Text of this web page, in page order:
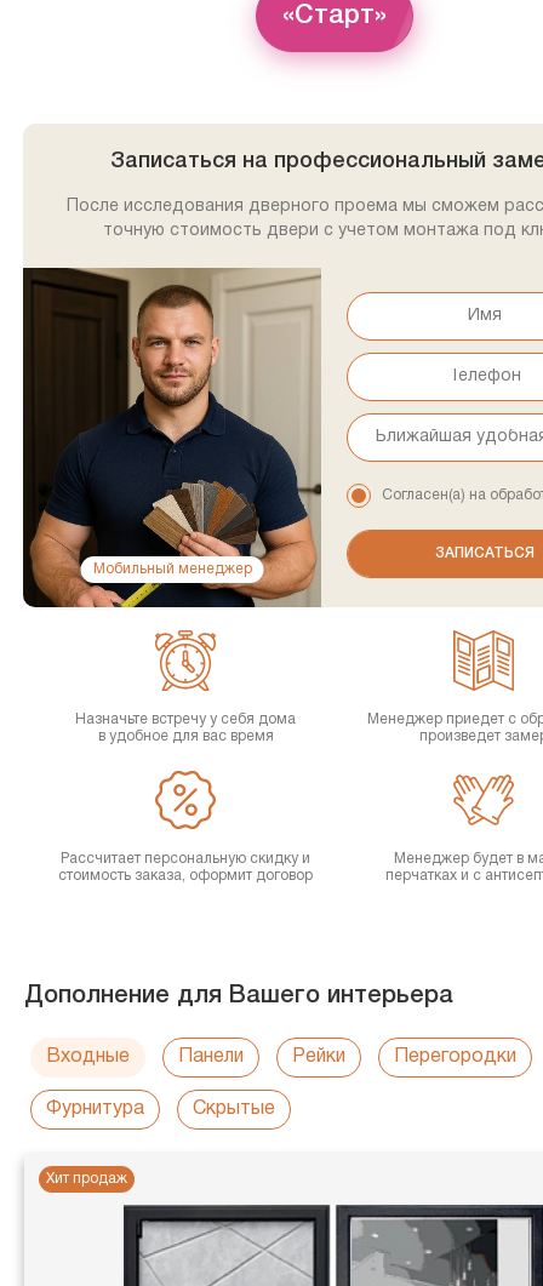
«Старт»
Записаться на профессиональный
После исследования дверного проема мы сможем
точную стоимость двери с учетом монтажа под
Мобильный менеджер
Согласен(а) на
Назначьте встречу у себя дома
в удобное для вас время
Менеджер приедет с
произведет
Рассчитает персональную скидку и
стоимость заказа, оформит договор
Менеджер будет в
перчатках и с
Дополнение для Вашего интерьера
Входные Панели Рейки Перегородки
Фурнитура Скрытые
Хит продаж